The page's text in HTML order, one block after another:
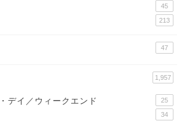
45
213
47
1,957
デイ／ウィークエンド 25
34